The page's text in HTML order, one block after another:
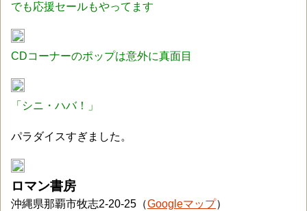
でも応援セールもやってます
CDコーナーのポップは意外に真面目
「シニ・ハバ！」
パラダイスすぎました。
ロマン書房
沖縄県那覇市牧志2-20-25（Googleマップ）